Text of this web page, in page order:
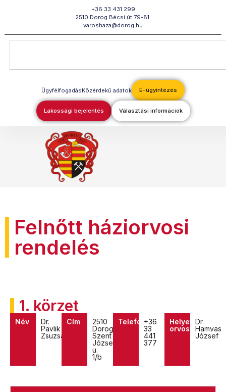
+36 33 431 299
2510 Dorog Bécsi út 79-81.
varoshaza@dorog.hu
ÜgyfélfogadásKözérdekű adatok E-ügyintézés
Lakossági bejelentés Választási információk
Felnőtt háziorvosi
rendelés
1. körzet
Név
Dr.
Pavlik
Zsuzsanna
Cím
2510
Dorog,
Szent
József
u.
1/b
Telefon+36
33
441
377
Helyettes
orvos
Dr.
Hamvas
József